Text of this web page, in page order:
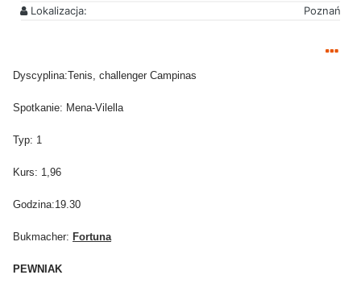
Lokalizacja:
Poznań
Dyscyplina:Tenis, challenger Campinas
Spotkanie: Mena-Vilella
Typ: 1
Kurs: 1,96
Godzina:19.30
Bukmacher: Fortuna
PEWNIAK